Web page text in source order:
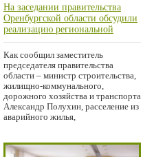
Область
На заседании правительства
Оренбургской области обсудили
реализацию региональной
адресной программы
переселения из аварийного
жилья
Как сообщил заместитель
председателя правительства
области – министр строительства,
жилищно-коммунального,
дорожного хозяйства и транспорта
Александр Полухин, расселение из
аварийного жилья,